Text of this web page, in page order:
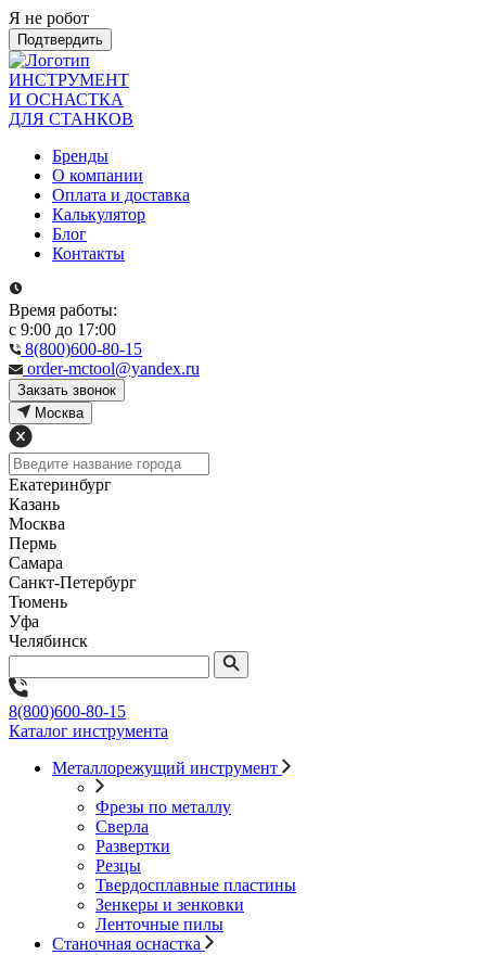
Я не робот
Подтвердить
ИНСТРУМЕНТ
И ОСНАСТКА
ДЛЯ СТАНКОВ
Бренды
О компании
Оплата и доставка
Калькулятор
Блог
Контакты
Время работы:
с 9:00 до 17:00
8(800)600-80-15
order-mctool@yandex.ru
Закзать звонок
Москва
Екатеринбург
Казань
Москва
Пермь
Самара
Санкт-Петербург
Тюмень
Уфа
Челябинск
8(800)600-80-15
Каталог инструмента
Металлорежущий инструмент
Фрезы по металлу
Сверла
Развертки
Резцы
Твердосплавные пластины
Зенкеры и зенковки
Ленточные пилы
Станочная оснастка